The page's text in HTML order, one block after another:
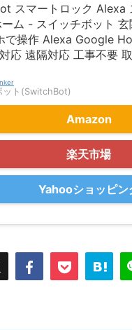
スマートロック Alexa
ム - スイッチボット 玄
で操作 Alexa Google
応 遠隔対応 工事不要
ット(SwitchBot)
Amazon
楽天市場
Yahooショッピン